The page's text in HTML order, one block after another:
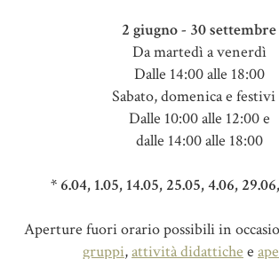
2 giugno - 30 settembre
Da martedì a venerdì
Dalle 14:00 alle 18:00
Sabato, domenica e
Dalle 10:00 alle 12:00 e
dalle 14:00 alle 18:00
* 6.04, 1.05, 14.05, 25.05, 4.06,
Aperture fuori orario possibili in
gruppi,attività didattiche e